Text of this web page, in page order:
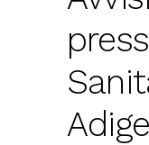
Adige